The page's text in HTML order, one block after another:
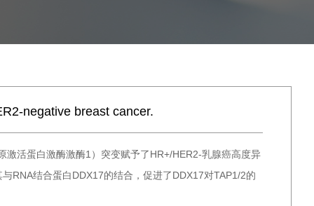
negative breast cancer.
活蛋白激酶激酶1）突变赋予了HR+/HER2-乳腺癌高度异
RNA结合蛋白DDX17的结合，促进了DDX17对TAP1/2的